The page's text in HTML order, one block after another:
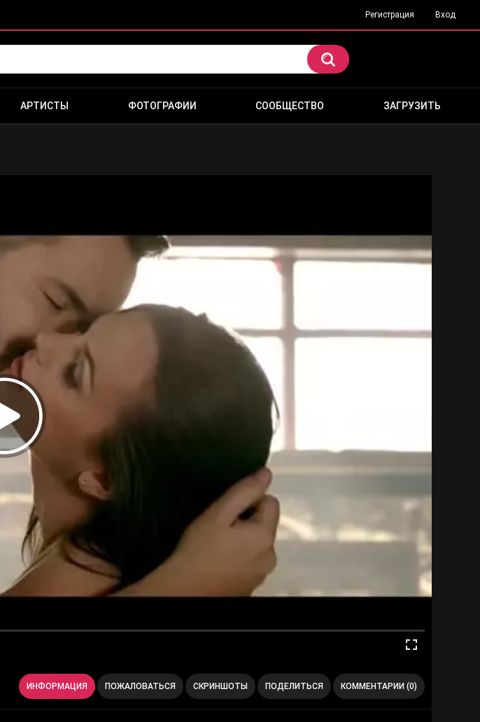
Регистрация Вход
АРТИСТЫ ФОТОГРАФИИ СООБЩЕСТВО ЗАГРУЗИТЬ
ИНФОРМАЦИЯ ПОЖАЛОВАТЬСЯ СКРИНШОТЫ ПОДЕЛИТЬСЯ КОММЕНТАРИИ (0)